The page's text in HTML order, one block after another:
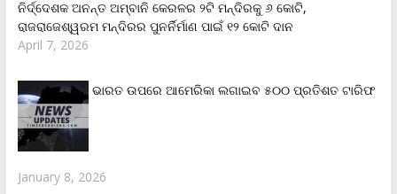
ନିର୍ଦ୍ଦେଶକ ଅନନ୍ତ ଅମ୍ବାନି କେରଳର ୨ଟି ମନ୍ଦିରକୁ ୬ କୋଟି,
ରାଜରାଜେଶ୍ୱରମ ମନ୍ଦିରର ପୁନର୍ନିର୍ମାଣ ପାଇଁ ୧୨ କୋଟି ଦାନ
April 7, 2026
ଭାରତ ଉପରେ ଆମେରିକା ଲଗାଇବ ୫୦୦ ପ୍ରତିଶତ ଟାରିଫ
January 8, 2026